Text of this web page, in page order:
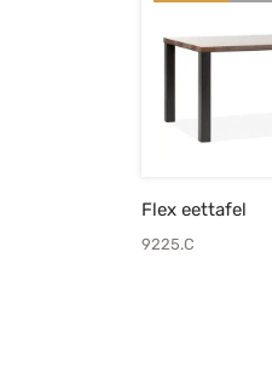
Flex eettafel
9225.C